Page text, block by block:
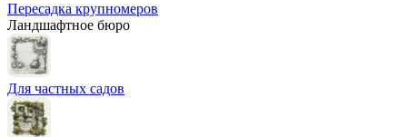
Пересадка крупномеров
Ландшафтное бюро
Для частных садов